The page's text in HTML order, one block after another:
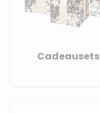
Cadeausets